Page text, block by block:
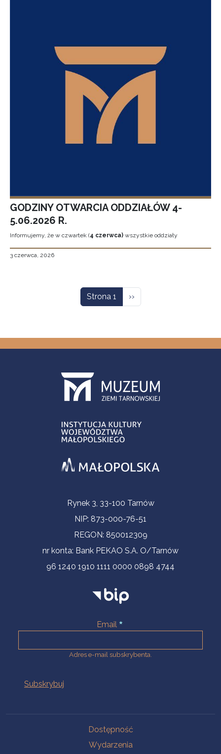
GODZINY OTWARCIA ODDZIAŁÓW 4-
5.06.2026 R.
Informujemy, że w czwartek (4 czerwca) wszystkie oddziały
3 czerwca, 2026
Strona 1 Następna strona
››
Informacje kontaktoweRynek 3, 33-100 Tarnów
NIP: 873-000-76-51
REGON: 850012309
nr konta: Bank PEKAO S.A. O/Tarnów
96 1240 1910 1111 0000 0898 4744
Email
Adres e-mail subskrybenta.
Dostępność
Wydarzenia